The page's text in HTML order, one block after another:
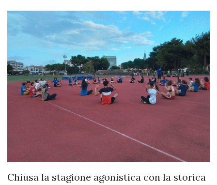
Chiusa la stagione agonistica con la storica